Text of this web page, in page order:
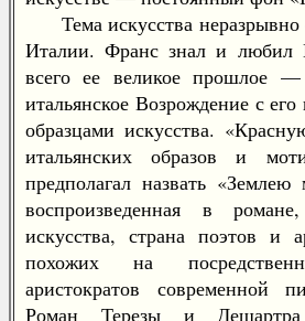
Тема искусства неразрывно
Италии. Франс знал и любил
всего ее великое прошлое
итальянское Возрождение с
образцами искусства.
итальянских образов и
предполагал назвать
воспроизведенная в
искусства, страна поэтов и
похожих на
аристократов современной
Роман Терезы и Дешартра